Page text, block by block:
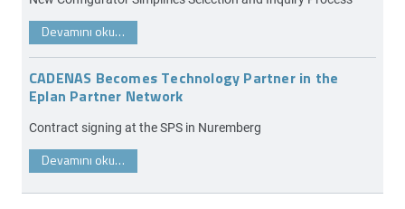
Devamını oku…
CADENAS Becomes Technology Partner in the
Eplan Partner Network
Contract signing at the SPS in Nuremberg
Devamını oku…